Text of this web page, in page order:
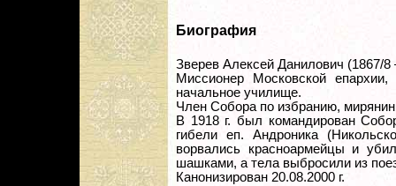
Биография
Зверев Алексей Данилович (1867/
Миссионер Московской
начальное училище.
Член Собора по избранию,
В 1918 г. был командирован
гибели еп. Андроника
ворвались красноармейцы и
шашками, а тела выбросили из
Канонизирован 20.08.2000 г.